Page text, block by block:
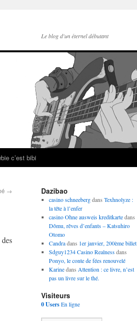
Le blog d'un éternel débutant
c’est bibi
→ Dazibao
casino schneebergdans Texhnolyze :
la tête à l’enfer
casino Ohne ausweis kreditkartedans
Dômu, rêves d’enfants – Katsuhiro
Otomo
Candradans 1er janvier, 200ème billet
Sdguy1234 Casino Realnessdans
Ponyo, le conte de fées renouvelé
Karinedans Attention : ce livre, n’est
pas un livre sur le thé.
Visiteurs
0 UsersEn ligne